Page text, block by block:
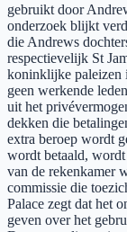
gebruikt door
onderzoek blijkt
die Andrews
respectievelijk St
koninklijke paleizen
geen werkende
uit het
dekken die
extra beroep wordt
wordt betaald,
van de rekenkamer
commissie die
Palace zegt dat het
geven over het